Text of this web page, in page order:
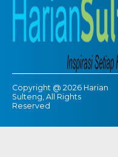
Copyright @ 2026 Harian
Sulteng, All Rights
Reserved